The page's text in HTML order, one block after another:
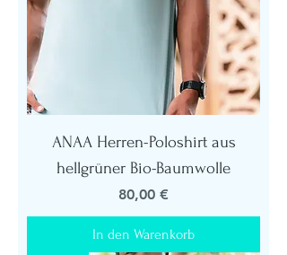
ANAA Herren-Poloshirt aus
hellgrüner Bio-Baumwolle
Preis
80,00 €
In den Warenkorb